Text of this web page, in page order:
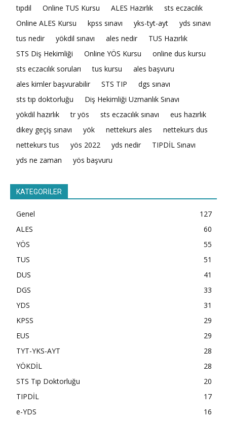
tıpdil
Online TUS Kursu ALES Hazırlık
sts eczacılık
Online ALES Kursu
kpss sınavı yks-tyt-ayt
yds sınavı
tus nedir
yökdil sınavı ales nedir
TUS Hazırlık
STS Diş Hekimliği
Online YÖS Kursu
online dus kursu
sts eczacılık soruları
tus kursu
ales başvuru
ales kimler başvurabilir
STS TIP
dgs sınavı
sts tıp doktorluğu
Diş Hekimliği Uzmanlık Sınavı
yökdil hazırlık
tr yös sts eczacılık sınavı
eus hazırlık
dikey geçiş sınavı
yök nettekurs ales
nettekurs dus
nettekurs tus
yös 2022 yds nedir
TIPDİL Sınavı
yds ne zaman
yös başvuru
KATEGORİLER
Genel
127
ALES
60
YÖS
55
TUS
51
DUS
41
DGS
33
YDS
31
KPSS
29
EUS
29
TYT-YKS-AYT
28
YÖKDİL
28
STS Tıp Doktorluğu
20
TIPDİL
17
e-YDS
16